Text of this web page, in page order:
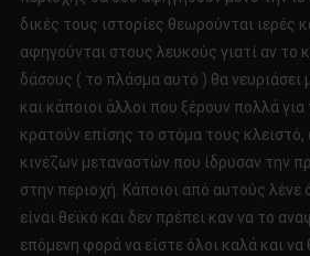
δικές τους ιστορίες θεωρούνται ιερές
αφηγούνται στους λευκούς γιατί αν το
δάσους ( το πλάσμα αυτό ) θα νευριάσει
και κάποιοι άλλοι που ξέρουν πολλά
κρατούν επίσης το στόμα τους κλειστό,
κινέζων μεταναστών που ίδρυσαν την
στην περιοχή. Κάποιοι από αυτούς λένε
είναι θεϊκό και δεν πρέπει καν να το
επόμενη φορά να είστε όλοι καλά και να